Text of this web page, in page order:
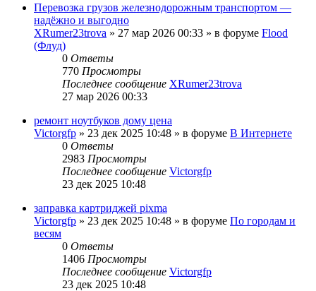
Перевозка грузов железнодорожным транспортом —
надёжно и выгодно
XRumer23trova » 27 мар 2026 00:33 » в форуме Flood
(Флуд)
0 Ответы
770 Просмотры
Последнее сообщение XRumer23trova
27 мар 2026 00:33
ремонт ноутбуков дому цена
Victorgfp » 23 дек 2025 10:48 » в форуме В Интернете
0 Ответы
2983 Просмотры
Последнее сообщение Victorgfp
23 дек 2025 10:48
заправка картриджей pixma
Victorgfp » 23 дек 2025 10:48 » в форуме По городам и
весям
0 Ответы
1406 Просмотры
Последнее сообщение Victorgfp
23 дек 2025 10:48